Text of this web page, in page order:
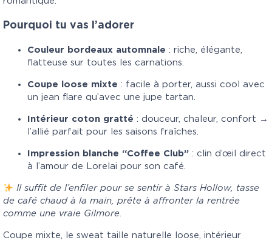
Pourquoi tu vas l’adorer
Couleur bordeaux automnale : riche, élégante,
flatteuse sur toutes les carnations.
Coupe loose mixte : facile à porter, aussi cool avec
un jean flare qu’avec une jupe tartan.
Intérieur coton gratté : douceur, chaleur, confort →
l’allié parfait pour les saisons fraîches.
Impression blanche “Coffee Club” : clin d’œil direct
à l’amour de Lorelai pour son café.
Il suffit de l’enfiler pour se sentir à Stars Hollow, tasse
de café chaud à la main, prête à affronter la rentrée
comme une vraie Gilmore.
Coupe mixte, le sweat taille naturelle loose, intérieur